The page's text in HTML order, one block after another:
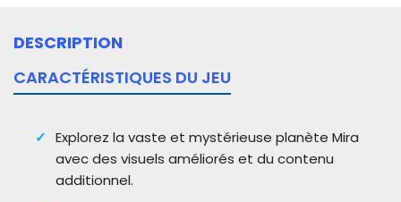
DESCRIPTION
CARACTÉRISTIQUES DU JEU
Explorez la vaste et mystérieuse planète Mira
avec des visuels améliorés et du contenu
additionnel.